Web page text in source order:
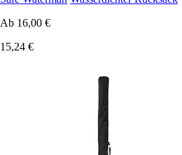
Ab 16,00 €
15,24 €